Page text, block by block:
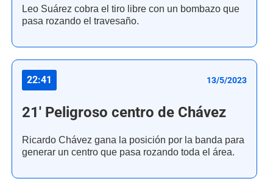
Leo Suárez cobra el tiro libre con un bombazo que
pasa rozando el travesaño.
22:41 13/5/2023
21' Peligroso centro de Chávez
Ricardo Chávez gana la posición por la banda para
generar un centro que pasa rozando toda el área.